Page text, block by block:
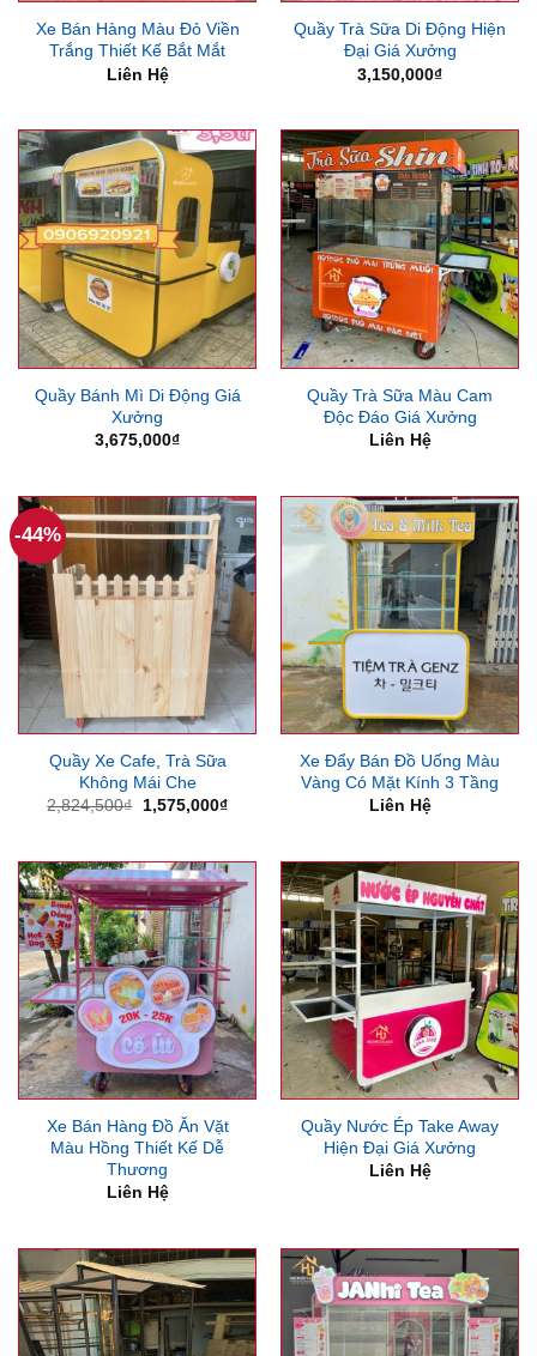
Xe Bán Hàng Màu Đỏ Viền
Trắng Thiết Kế Bắt Mắt
Liên Hệ
Quầy Trà Sữa Di Động Hiện
Đại Giá Xưởng
3,150,000₫
Quầy Bánh Mì Di Động Giá
Xưởng
3,675,000₫
Quầy Trà Sữa Màu Cam
Độc Đáo Giá Xưởng
Liên Hệ
-44%
Quầy Xe Cafe, Trà Sữa
Không Mái Che
2,824,500₫
Giá
1,575,000₫Giá
1,575,000₫.
Xe Đẩy Bán Đồ Uống Màu
Vàng Có Mặt Kính 3 Tầng
Liên Hệ
Xe Bán Hàng Đồ Ăn Vặt
Màu Hồng Thiết Kế Dễ
Thương
Liên Hệ
Quầy Nước Ép Take Away
Hiện Đại Giá Xưởng
Liên Hệ